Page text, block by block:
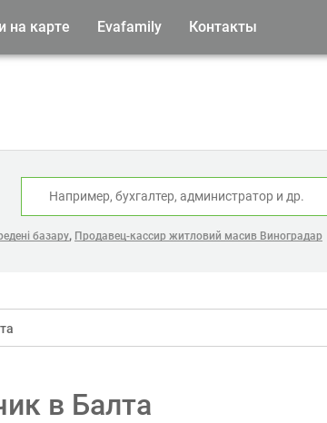
на карте Evafamily Контакты
базару, Продавец-кассир житловий масив Виноградар
в Балта